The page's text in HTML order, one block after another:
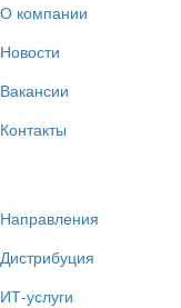
О компании
Новости
Вакансии
Контакты
Направления
Дистрибуция
ИТ-услуги